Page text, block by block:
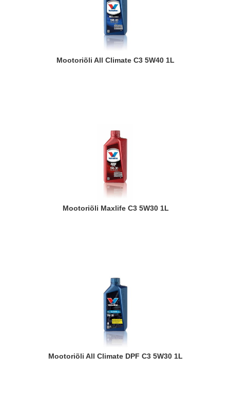
Mootoriõli All Climate C3 5W40 1L
Mootoriõli Maxlife C3 5W30 1L
Mootoriõli All Climate DPF C3 5W30 1L